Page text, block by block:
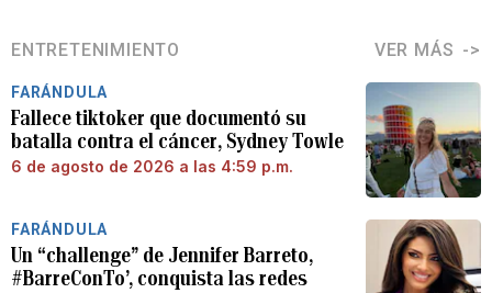
ENTRETENIMIENTO VER MÁS
FARÁNDULA
Fallece tiktoker que documentó su
batalla contra el cáncer, Sydney Towle
6 de agosto de 2026 a las 4:59 p.m.
FARÁNDULA
Un “challenge” de Jennifer Barreto,
#BarreConTo’, conquista las redes